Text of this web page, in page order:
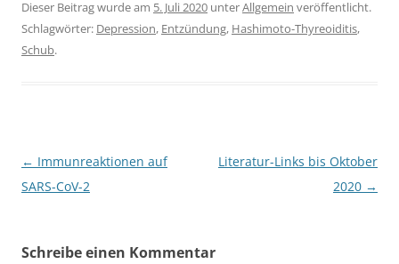
Dieser Beitrag wurde am 5. Juli 2020 unterAllgemein veröffentlicht.
Schlagwörter: Depression, Entzündung, Hashimoto-Thyreoiditis,
Schub.
Beitragsnavigation
← Immunreaktionen auf
SARS-CoV-2
Literatur-Links bis Oktober
2020 →
Schreibe einen Kommentar